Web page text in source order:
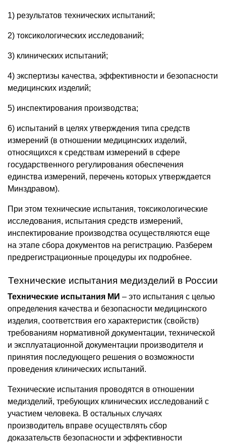
1) результатов технических испытаний;
2) токсикологических исследований;
3) клинических испытаний;
4) экспертизы качества, эффективности и безопасности
медицинских изделий;
5) инспектирования производства;
6) испытаний в целях утверждения типа средств
измерений (в отношении медицинских изделий,
относящихся к средствам измерений в сфере
государственного регулирования обеспечения
единства измерений, перечень которых утверждается
Минздравом).
При этом технические испытания, токсикологические
исследования, испытания средств измерений,
инспектирование производства осуществляются еще
на этапе сбора документов на регистрацию. Разберем
предрегистрационные процедуры их подробнее.
Технические испытания медизделий в России
Технические испытания МИ – это испытания с целью
определения качества и безопасности медицинского
изделия, соответствия его характеристик (свойств)
требованиям нормативной документации, технической
и эксплуатационной документации производителя и
принятия последующего решения о возможности
проведения клинических испытаний.
Технические испытания проводятся в отношении
медизделий, требующих клинических исследований с
участием человека. В остальных случаях
производитель вправе осуществлять сбор
доказательств безопасности и эффективности